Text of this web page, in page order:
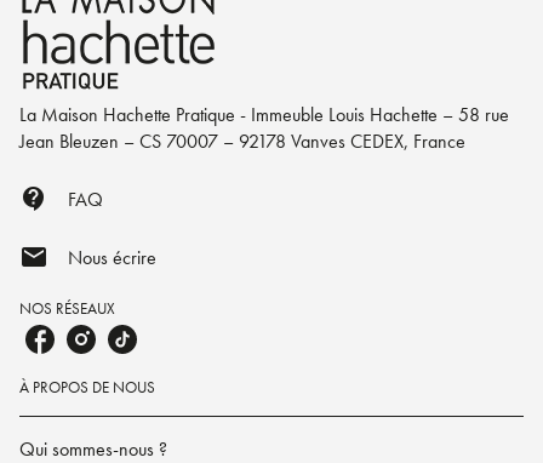
La Maison Hachette Pratique - Immeuble Louis Hachette – 58 rue
Jean Bleuzen – CS 70007 – 92178 Vanves CEDEX, France
contact_support FAQ
mail Nous écrire
NOS RÉSEAUX
À PROPOS DE NOUS
Qui sommes-nous ?